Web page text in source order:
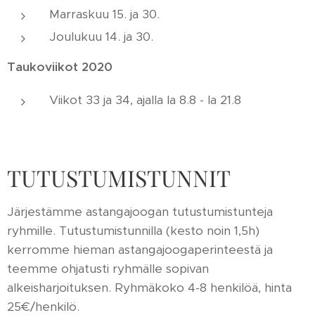
Marraskuu 15. ja 30.
Joulukuu 14. ja 30.
Taukoviikot 2020
Viikot 33 ja 34, ajalla la 8.8 - la 21.8
TUTUSTUMISTUNNIT
Järjestämme astangajoogan tutustumistunteja
ryhmille. Tutustumistunnilla (kesto noin 1,5h)
kerromme hieman astangajoogaperinteestä ja
teemme ohjatusti ryhmälle sopivan
alkeisharjoituksen. Ryhmäkoko 4-8 henkilöä, hinta
25€/henkilö.